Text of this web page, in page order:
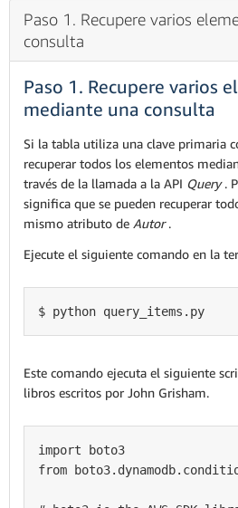
Paso 1. Recupere varios
consulta
Paso 1. Recupere varios
mediante una consulta
Si la tabla utiliza una clave primaria
recuperar todos los elementos
través de la llamada a la API Query.
significa que se pueden recuperar
mismo atributo de Autor.
Ejecute el siguiente comando en la
$ python query_items.py
Este comando ejecuta el siguiente
libros escritos por John Grisham.
import boto3
from